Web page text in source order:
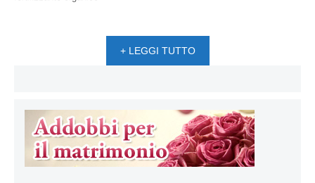
+ LEGGI TUTTO